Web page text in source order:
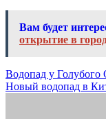
Вам будет
открытие в
Навигация
по
Водопад у Голубого
Новый водопад в